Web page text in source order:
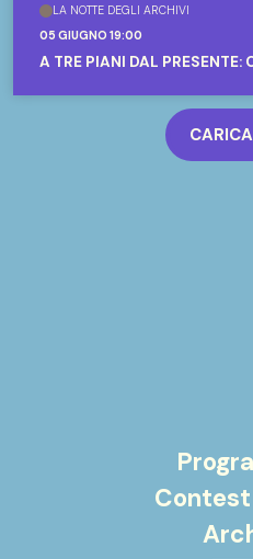
LA NOTTE DEGLI ARCHIVI
05 GIUGNO 19:00
A TRE PIANI DAL PRESENTE: